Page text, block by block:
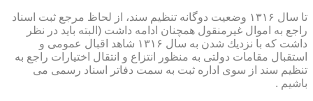
تا سال ۱۳۱۶ وضعیت دوگانه تنظیم سند، از لحاظ مرجع ثبت اسناد
راجع به اموال غیرمنقول همچنان ادامه داشت (البته باید در نظر
داشت كه با نزدیك شدن به سال ۱۳۱۶ شاهد اقبال عمومی و
استقبال مقامات دولتی به منظور انتزاع و انتقال اختیارات راجع به
تنظیم سند از سوی اداره ثبت به سمت دفاتر اسناد رسمی می
باشیم .